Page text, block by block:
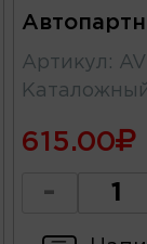
Артикул :
615.00
-